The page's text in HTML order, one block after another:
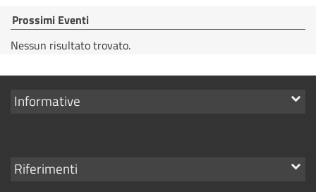
Prossimi Eventi
Nessun risultato trovato.
Mostra
Informative
Mostra
Riferimenti